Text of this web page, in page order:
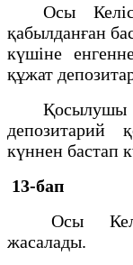
Осы
қабылданған
күшіне
құжат
Қосылушы
депозитарий
күннен бастап
13-бап
Осы
жасалады.